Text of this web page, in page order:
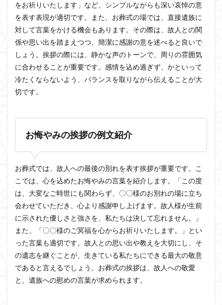
をお祈りいたします」など、シンプルながらも深い哀悼の意
を表す表現が適切です。また、お葬式の場では、直接遺族に
対して言葉をかける機会もあります。その際は、故人との関
係や思い出を踏まえつつ、簡潔に感謝の意を述べると良いで
しょう。挨拶の際には、静かな声のトーンで、周りの雰囲気
に合わせることが重要です。感情を込め過ぎず、かといって
冷たくならないよう、バランスを取りながら伝えることが大
切です。
お悔やみの挨拶の例文紹介
お葬式では、故人への最後の別れを表す挨拶が重要です。こ
こでは、心を込めたお悔やみの言葉を紹介します。「この度
は、大変なご時世にも関わらず、〇〇様のお別れの場に立ち
会わせていただき、心より感謝申し上げます。故人様が生前
に示された優しさと強さを、私たちは決して忘れません。」
また、「〇〇様のご冥福を心からお祈りいたします。」とい
った言葉も適切です。故人との思い出や教えを大切にし、そ
の遺志を継ぐことが、生きている私たちにできる最大の敬意
であると言えるでしょう。お葬式の挨拶は、故人への敬愛
と、遺族への慰めの言葉が求められます。